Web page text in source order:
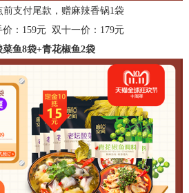
前支付尾款，赠麻辣香锅1袋
： 159元 双十一价：179元
菜鱼8袋+青花椒鱼2袋